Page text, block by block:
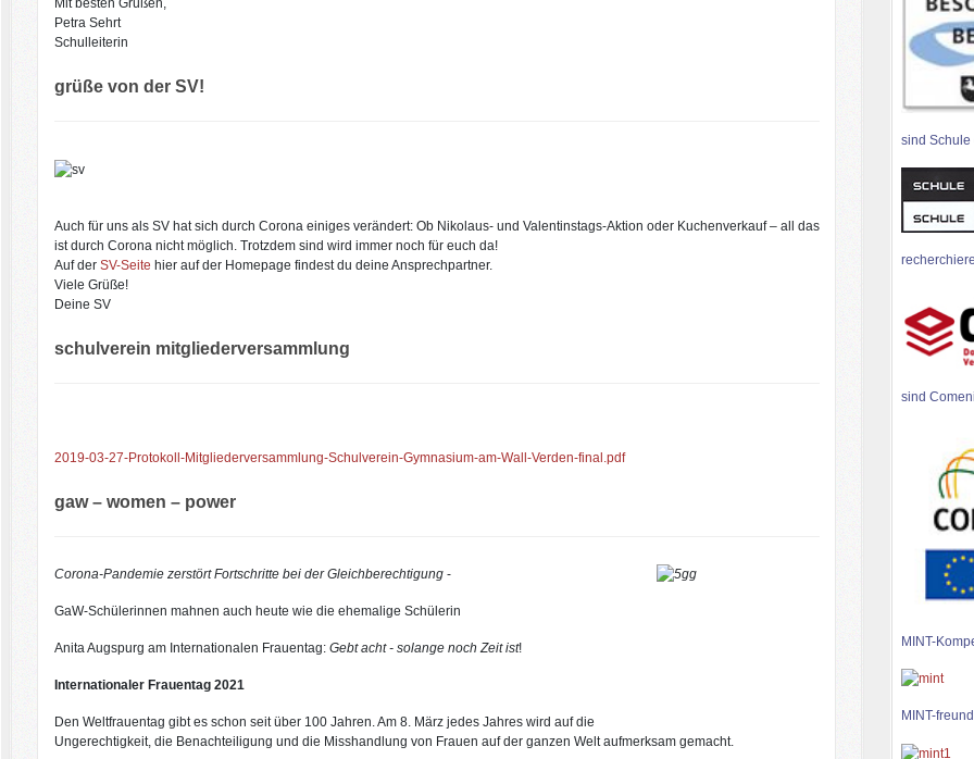
sind Schule
sind
MINT-
MINT-
Mit besten Grüßen,
Petra Sehrt
Schulleiterin
grüße von der SV!
Auch für uns als SV hat sich durch Corona einiges verändert: Ob Nikolaus- und Valentinstags-Aktion oder Kuchenverkauf – all das
ist durch Corona nicht möglich. Trotzdem sind wird immer noch für euch da!
Auf der SV-Seite hier auf der Homepage findest du deine Ansprechpartner.
Viele Grüße!
Deine SV
schulverein mitgliederversammlung
2019-03-27-Protokoll-Mitgliederversammlung-Schulverein-Gymnasium-am-Wall-Verden-final.pdf
gaw – women – power
Corona-Pandemie zerstört Fortschritte bei der Gleichberechtigung-
GaW-Schülerinnen mahnen auch heute wie die ehemalige Schülerin
Anita Augspurg am Internationalen Frauentag: Gebt acht - solange noch Zeit ist!
Internationaler Frauentag 2021
Den Weltfrauentag gibt es schon seit über 100 Jahren. Am 8. März jedes Jahres wird auf die
Ungerechtigkeit, die Benachteiligung und die Misshandlung von Frauen auf der ganzen Welt aufmerksam gemacht.